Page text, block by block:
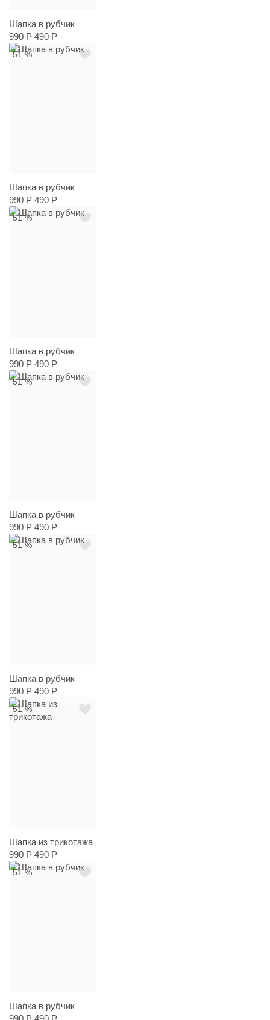
Шапка в рубчик
990 Р 490 Р
51 %
Шапка в рубчик
990 Р 490 Р
51 %
Шапка в рубчик
990 Р 490 Р
51 %
Шапка в рубчик
990 Р 490 Р
51 %
Шапка в рубчик
990 Р 490 Р
51 %
Шапка из трикотажа
990 Р 490 Р
51 %
Шапка в рубчик